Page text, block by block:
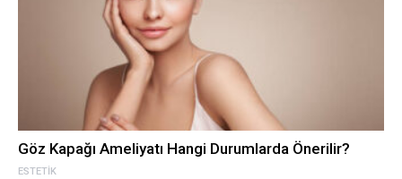
ESTETIK
Göz Kapağı Ameliyatı Hangi Durumlarda Önerilir?